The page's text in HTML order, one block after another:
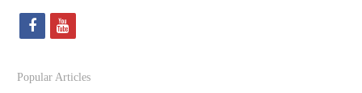
f
c
y
u
Popular Articles